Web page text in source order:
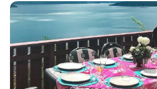
Folgefonna, den spektakulære fossen
populære klippen Trolltunga.